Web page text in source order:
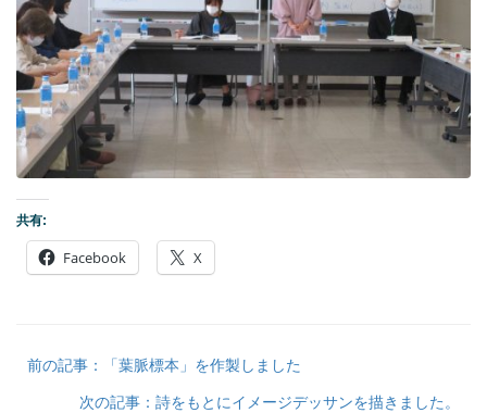
共有:
Facebook X
前の記事：「葉脈標本」を作製しました
次の記事：詩をもとにイメージデッサンを描きました。